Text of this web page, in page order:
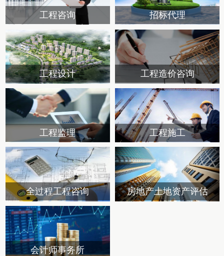
工程咨询 招标代理
工程设计 工程造价咨询
工程监理 工程施工
全过程工程咨询 房地产土地资产评估
会计师事务所